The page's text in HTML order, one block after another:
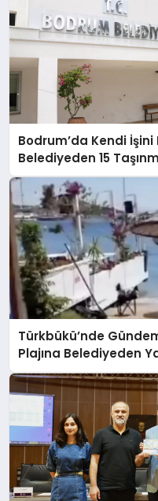
Bodrum’da Kendi
Belediyeden 15
Türkbükü’nde
Plajına Belediyeden